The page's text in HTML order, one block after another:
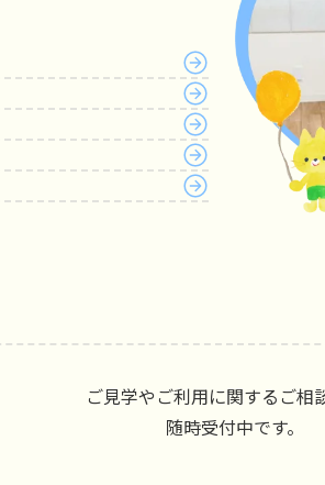
ご見学やご利用に関するご相
随時受付中です。